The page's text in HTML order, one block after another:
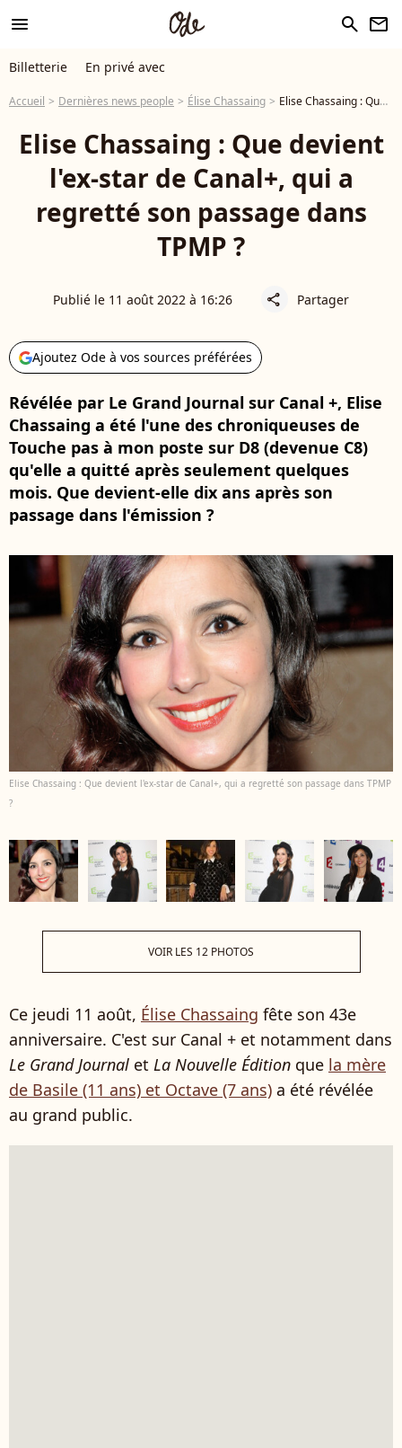
menu search newsletter
Billetterie En privé avec
Accueil Dernières news people Élise Chassaing Elise Chassaing : Que devient l'ex-star de Canal+, qui a regretté son passage dans TPMP ?
Elise Chassaing : Que devient
l'ex-star de Canal+, qui a
regretté son passage dans
TPMP ?
Publié le 11 août 2022 à 16:26 share Partager
Ajoutez Ode à vos sources préférées
Révélée par Le Grand Journal sur Canal +, Elise
Chassaing a été l'une des chroniqueuses de
Touche pas à mon poste sur D8 (devenue C8)
qu'elle a quitté après seulement quelques
mois. Que devient-elle dix ans après son
passage dans l'émission ?
Elise Chassaing : Que devient l'ex-star de Canal+, qui a regretté son passage dans TPMP
?
VOIR LES 12 PHOTOS
Ce jeudi 11 août, Élise Chassaing fête son 43e
anniversaire. C'est sur Canal + et notamment dans
Le Grand Journal et La Nouvelle Édition que la mère
de Basile (11 ans) et Octave (7 ans) a été révélée
au grand public.